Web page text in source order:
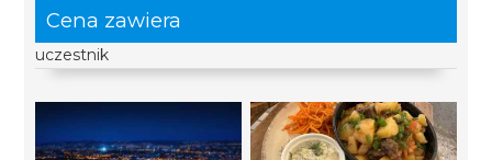
Cena zawiera
uczestnik